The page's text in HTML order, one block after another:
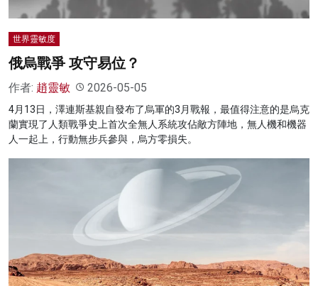
世界靈敏度
俄烏戰爭 攻守易位？
作者: 趙靈敏 2026-05-05
4月13日，澤連斯基親自發布了烏軍的3月戰報，最值得注意的是烏克
蘭實現了人類戰爭史上首次全無人系統攻佔敵方陣地，無人機和機器
人一起上，行動無步兵參與，烏方零損失。